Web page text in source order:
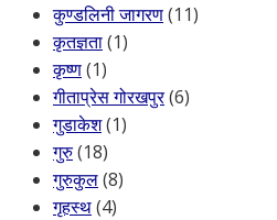
कुण्डलिनी जागरण(11)
कृतज्ञता(1)
कृष्ण(1)
गीताप्रेस गोरखपुर(6)
गुडाकेश(1)
गुरु(18)
गुरुकुल(8)
गृहस्थ(4)